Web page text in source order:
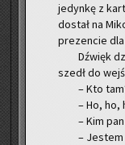
je­dyn­kę z
do­stał na
pre­zen­cie dla
Dźwięk
szedł do
– Kto
– Ho, ho,
– Kim
– Je­stem